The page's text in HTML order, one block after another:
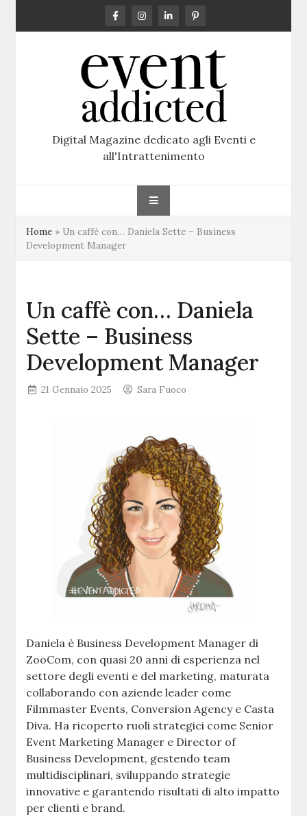
Digital Magazine dedicato agli Eventi e
all'Intrattenimento
Home » Un caffè con… Daniela Sette – Business
Development Manager
Un caffè con… Daniela
Sette – Business
Development Manager
21 Gennaio 2025 Sara Fuoco
Daniela è Business Development Manager di
ZooCom, con quasi 20 anni di esperienza nel
settore degli eventi e del marketing, maturata
collaborando con aziende leader come
Filmmaster Events, Conversion Agency e Casta
Diva. Ha ricoperto ruoli strategici come Senior
Event Marketing Manager e Director of
Business Development, gestendo team
multidisciplinari, sviluppando strategie
innovative e garantendo risultati di alto impatto
per clienti e brand.